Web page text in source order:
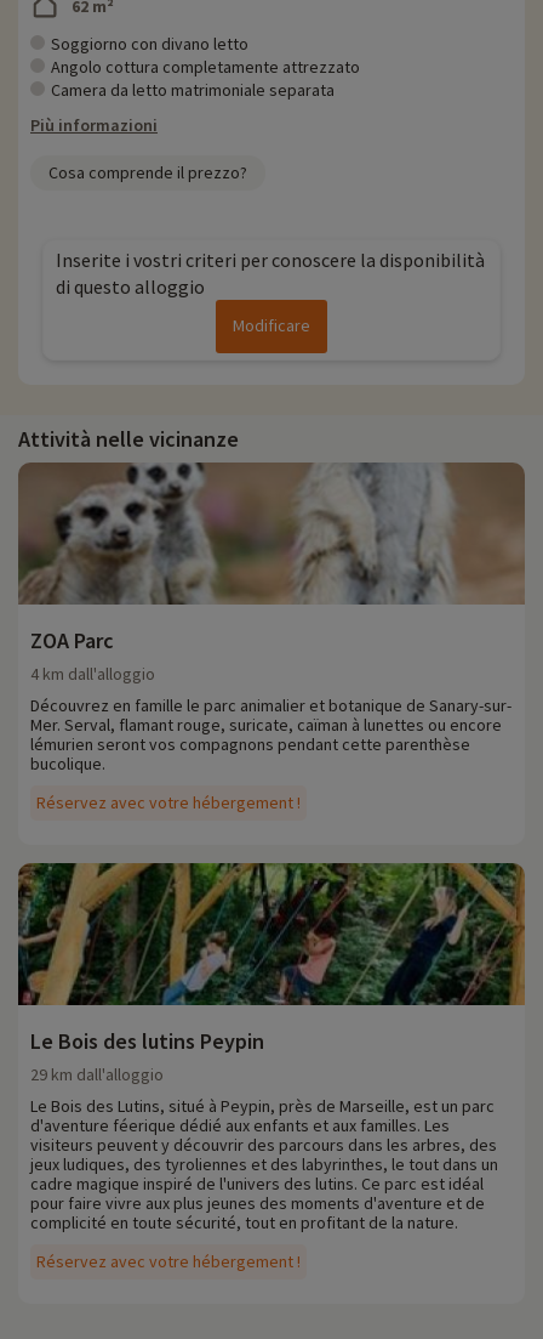
62 m²
Soggiorno con divano letto
Angolo cottura completamente attrezzato
Camera da letto matrimoniale separata
Più informazioni
Cosa comprende il prezzo?
Inserite i vostri criteri per conoscere la disponibilità
di questo alloggio
Modificare
Attività nelle vicinanze
ZOA Parc
Réservez avec votre hébergement !
4 km dall'alloggio
Découvrez en famille le parc animalier et botanique de Sanary-sur-
Mer. Serval, flamant rouge, suricate, caïman à lunettes ou encore
lémurien seront vos compagnons pendant cette parenthèse
bucolique.
Le Bois des lutins Peypin
Réservez avec votre hébergement !
29 km dall'alloggio
Le Bois des Lutins, situé à Peypin, près de Marseille, est un parc
d'aventure féerique dédié aux enfants et aux familles. Les
visiteurs peuvent y découvrir des parcours dans les arbres, des
jeux ludiques, des tyroliennes et des labyrinthes, le tout dans un
cadre magique inspiré de l'univers des lutins. Ce parc est idéal
pour faire vivre aux plus jeunes des moments d'aventure et de
complicité en toute sécurité, tout en profitant de la nature.